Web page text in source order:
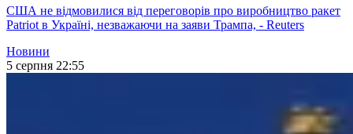
США не відмовилися від переговорів про виробництво ракет
Patriot в Україні, незважаючи на заяви Трампа, - Reuters
Новини
5 серпня 22:55